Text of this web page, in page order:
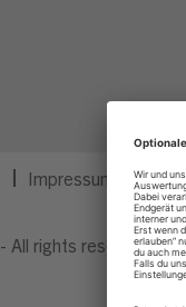
Impressum
All rights reserved